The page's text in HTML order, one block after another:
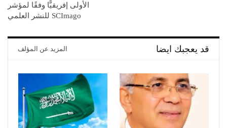
الأولى إفريقيًّا وفقًا لمؤشر
SCImago للنشر العلمي
قد يعجبك ايضا المزيد عن المؤلف